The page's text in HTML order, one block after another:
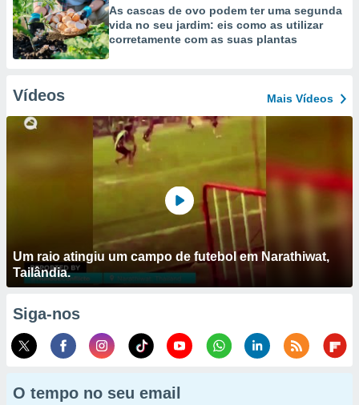
As cascas de ovo podem ter uma segunda
vida no seu jardim: eis como as utilizar
corretamente com as suas plantas
Vídeos Mais Vídeos
Um raio atingiu um campo de futebol em Narathiwat,
Tailândia.
Siga-nos
O tempo no seu email